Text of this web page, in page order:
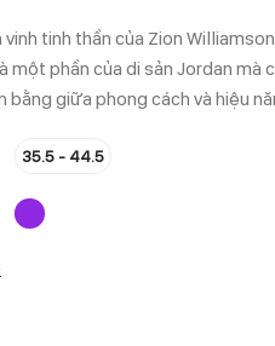
tinh thần của Zion
một phần của di sản Jordan mà
bằng giữa phong cách và hiệu
35.5 - 44.5